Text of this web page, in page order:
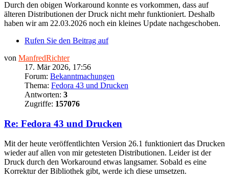
Durch den obigen Workaround konnte es vorkommen, dass auf
älteren Distributionen der Druck nicht mehr funktioniert. Deshalb
haben wir am 22.03.2026 noch ein kleines Update nachgeschoben.
Rufen Sie den Beitrag auf
von ManfredRichter
17. Mär 2026, 17:56
Forum: Bekanntmachungen
Thema: Fedora 43 und Drucken
Antworten: 3
Zugriffe: 157076
Re: Fedora 43 und Drucken
Mit der heute veröffentlichten Version 26.1 funktioniert das Drucken
wieder auf allen von mir getesteten Distributionen. Leider ist der
Druck durch den Workaround etwas langsamer. Sobald es eine
Korrektur der Bibliothek gibt, werde ich diese umsetzen.